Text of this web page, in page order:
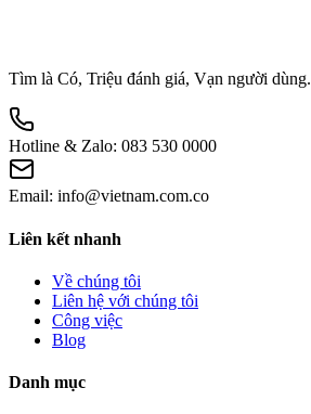
Tìm là Có, Triệu đánh giá, Vạn người dùng.
Hotline & Zalo: 083 530 0000
Email: info@vietnam.com.co
Liên kết nhanh
Về chúng tôi
Liên hệ với chúng tôi
Công việc
Blog
Danh mục